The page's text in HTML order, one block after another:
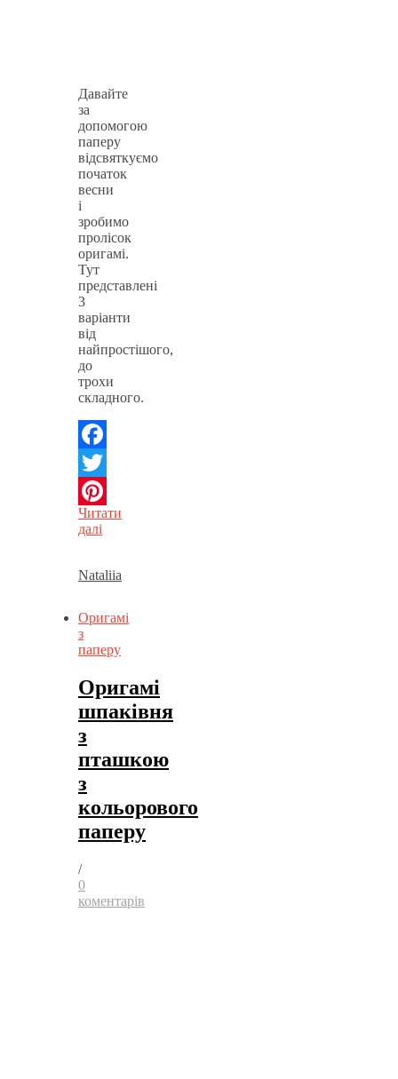
Давайте
за
допомогою
паперу
відсвяткуємо
початок
весни
і
зробимо
пролісок
оригамі.
Тут
представлені
3
варіанти
від
найпростішого,
до
трохи
складного.
Facebook
Twitter
Pinterest
Читати
далі
Nataliia
Оригамі
з
паперу
Оригамі
шпаківня
з
пташкою
з
кольорового
паперу
/
0
коментарів